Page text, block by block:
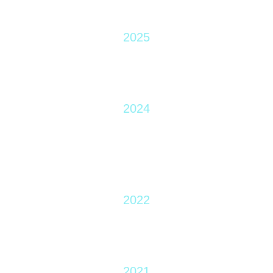
2025
2024
2022